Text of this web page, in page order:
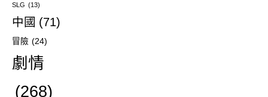
SLG (13)
中國 (71)
冒險 (24)
劇情
(268)